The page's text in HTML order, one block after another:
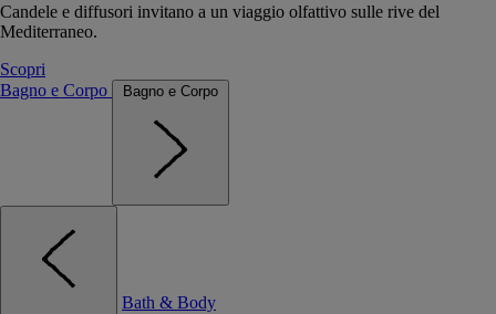
Candele e diffusori invitano a un viaggio olfattivo sulle rive del
Mediterraneo.
Scopri
Bagno e Corpo
Bagno e Corpo
Bath & Body